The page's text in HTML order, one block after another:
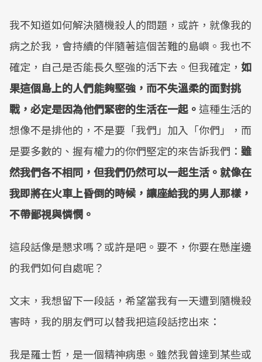
我不知道如何解決隨機殺人的問題，或許，就像我的
病之於我，會持續的伴隨著這個苦難的島嶼。我也不
確定，自己是否能長久堅強的活下去。但我確定， 如
果這個島上的人們能夠堅強，而不失溫柔的面對挑
戰，必定是因為他們緊密的生活在一起。 這種生活的
想像不是排他的，不是要「我們」加入「你們」，而
是要多數的、握有權力的你們堅定的來告訴我們： 雖
然我們各不相同，但我們仍然可以一起生活。就像在
我即將在火車上昏倒的時候，讓座給我的男人那樣，
不帶鄙視與憐憫。
這段話像是懇求嗎？或許是吧。要不，你要在懸崖邊
的我們如何自處呢？
文末，我想留下一段話，希望當我有一天遭到隨機殺
害時，我的朋友們可以替我把這段話挖出來：
我是羅士哲，是一個精神病患。雖然我曾達到某些或